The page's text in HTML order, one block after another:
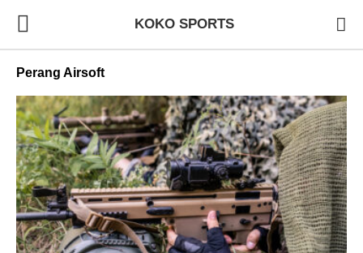
KOKO SPORTS
Perang Airsoft